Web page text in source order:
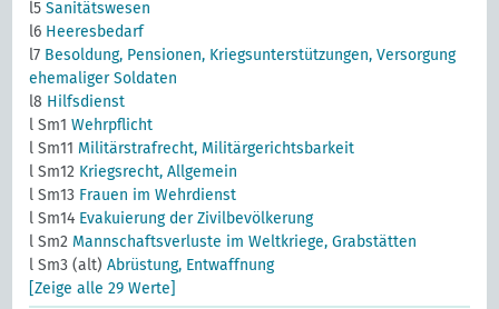
l5Sanitätswesen
l6 Heeresbedarf
l7 Besoldung, Pensionen, Kriegsunterstützungen, Versorgung
ehemaliger Soldaten
l8 Hilfsdienst
l Sm1Wehrpflicht
l Sm11 Militärstrafrecht, Militärgerichtsbarkeit
l Sm12 Kriegsrecht, Allgemein
l Sm13 Frauen im Wehrdienst
l Sm14 Evakuierung der Zivilbevölkerung
l Sm2 Mannschaftsverluste im Weltkriege, Grabstätten
l Sm3 (alt)Abrüstung, Entwaffnung
[Zeige alle 29 Werte]